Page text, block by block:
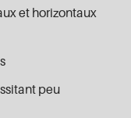
et horizontaux
peu